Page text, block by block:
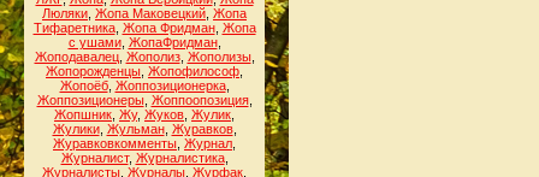
Люляки Жопа Маковецкий Жопа
Тифаретника, Жопа Фридман, Жопа
с ушами, ЖопаФридман,
Жоподавалец, Жополиз, Жополизы,
Жопорожденцы Жопофилософ
Жопоёб, Жоппозиционерка,
Жоппозиционеры, Жоппоопозиция,
Жопшник Жу, Жуков Жулик
Жулики, Жульман, Журавков,
Журавковкомменты Журнал
Журналист, Журналистика,
Журналисты Журналы Журфак